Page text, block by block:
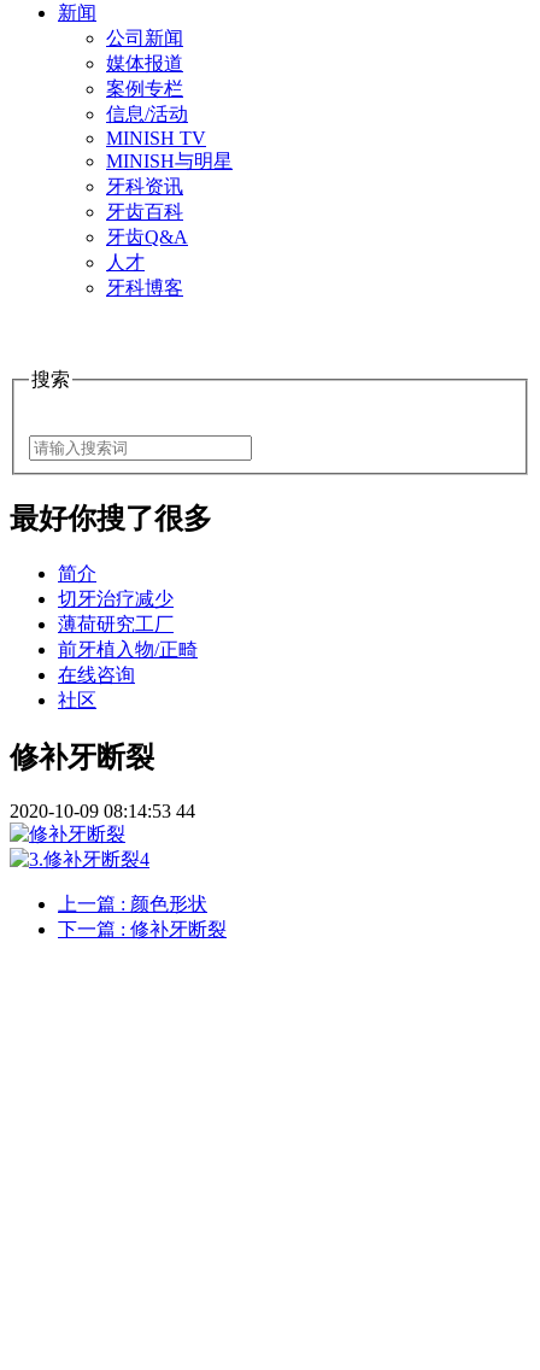
新闻
公司新闻
媒体报道
案例专栏
信息/活动
MINISH TV
MINISH与明星
牙科资讯
牙齿百科
牙齿Q&A
人才
牙科博客
搜索
最好你搜了很多
简介
切牙治疗减少
薄荷研究工厂
前牙植入物/正畸
在线咨询
社区
修补牙断裂
2020-10-09 08:14:53 44
上一篇 : 颜色形状
下一篇 : 修补牙断裂